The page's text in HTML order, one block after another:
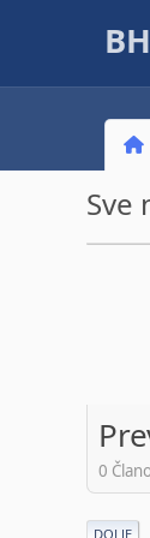
Sve
0
DOLJE